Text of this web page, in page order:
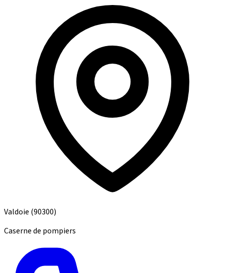
Valdoie (90300)
Caserne de pompiers